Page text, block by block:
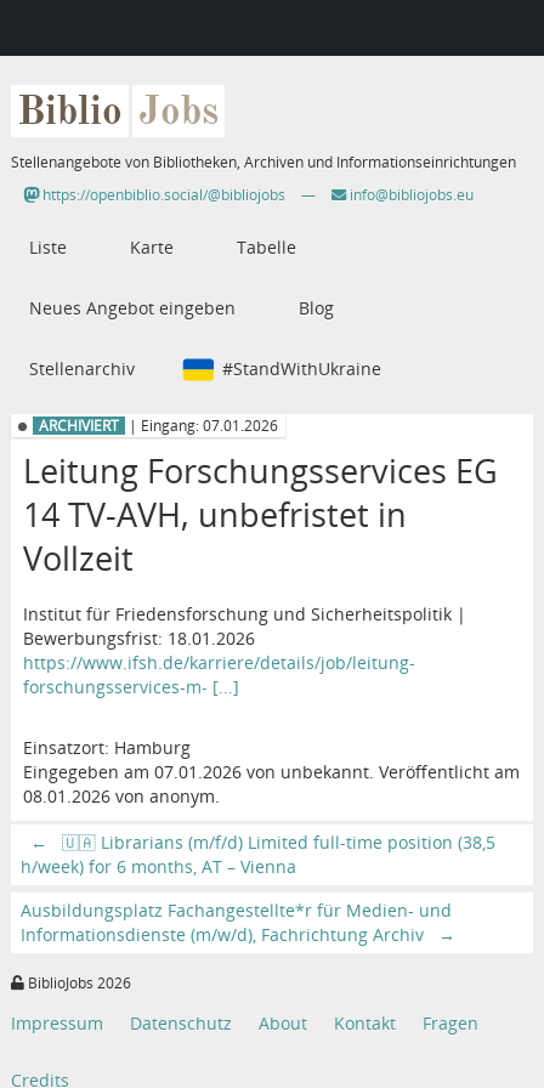
Biblio Jobs
Stellenangebote von Bibliotheken, Archiven und Informationseinrichtungen
https://openbiblio.social/@bibliojobs
— info@bibliojobs.eu
Liste Karte Tabelle
Neues Angebot eingeben Blog
Stellenarchiv #StandWithUkraine
ARCHIVIERT | Eingang: 07.01.2026
Leitung Forschungsservices EG
14 TV-AVH, unbefristet in
Vollzeit
Institut für Friedensforschung und Sicherheitspolitik |
Bewerbungsfrist: 18.01.2026
https://www.ifsh.de/karriere/details/job/leitung-
forschungsservices-m- [...]
Einsatzort: Hamburg
Eingegeben am 07.01.2026 von unbekannt. Veröffentlicht am
08.01.2026 von anonym.
←
🇺🇦 Librarians (m/f/d) Limited full-time position (38,5
h/week) for 6 months, AT – Vienna
Ausbildungsplatz Fachangestellte*r für Medien- und
Informationsdienste (m/w/d), Fachrichtung Archiv
→
BiblioJobs 2026
Impressum Datenschutz About Kontakt Fragen
Credits